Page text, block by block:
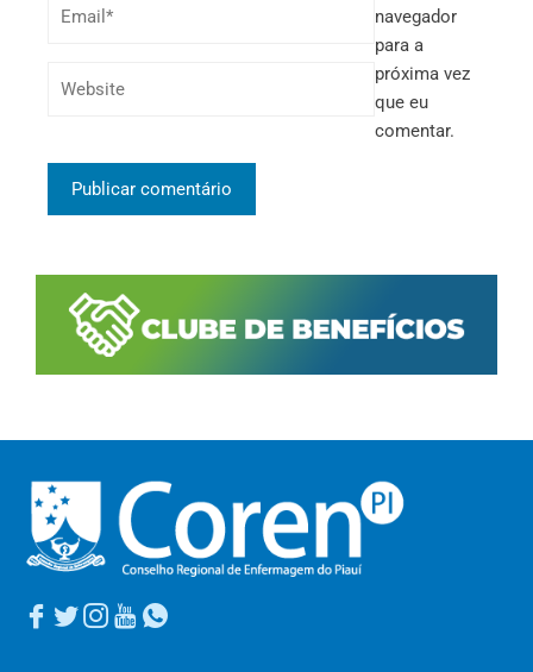
navegador
para a
próxima vez
que eu
comentar.